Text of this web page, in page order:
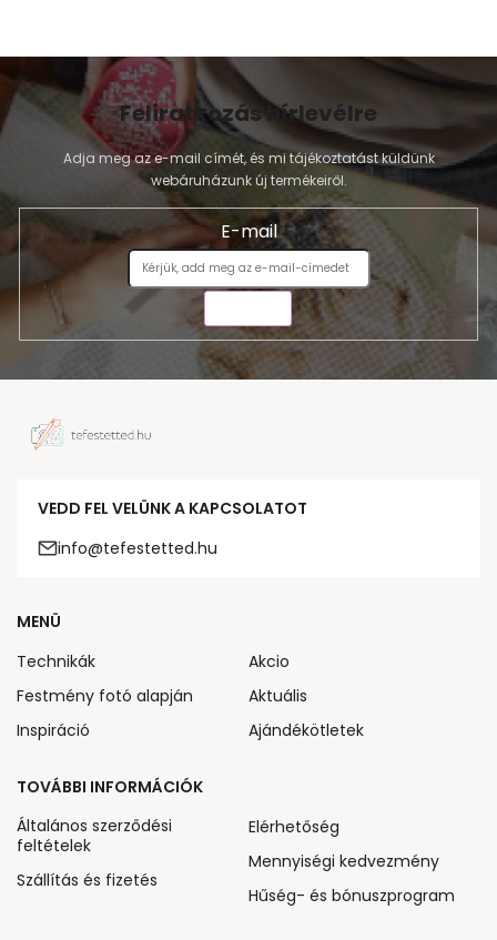
Feliratkozás hírlevélre
Adja meg az e-mail címét, és mi tájékoztatást küldünk
webáruházunk új termékeiről.
E-mail
VEDD FEL VELÜNK A KAPCSOLATOT
info@tefestetted.hu
MENÜ
Technikák
Festmény fotó alapján
Inspiráció
Akcio
Aktuális
Ajándékötletek
TOVÁBBI INFORMÁCIÓK
Általános szerződési
feltételek
Szállítás és fizetés
Elérhetőség
Mennyiségi kedvezmény
Hűség- és bónuszprogram